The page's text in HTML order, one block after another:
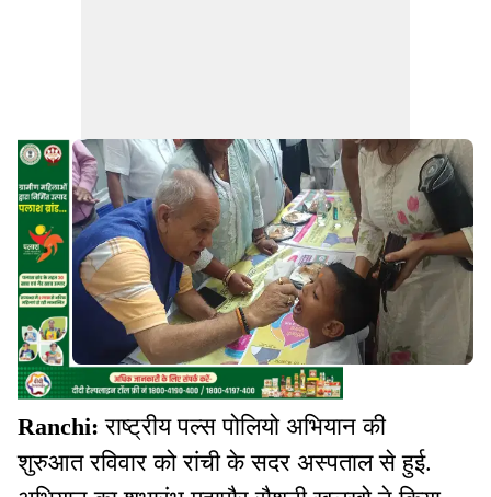
Ranchi: राष्ट्रीय पल्स पोलियो अभियान की
शुरुआत रविवार को रांची के सदर अस्पताल से हुई.